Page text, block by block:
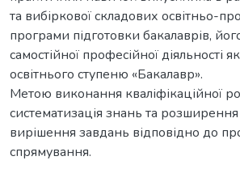
та вибіркової складових освітньо-
програми підготовки бакалаврів,
самостійної професійної діяльності
освітнього ступеню «Бакалавр».
Метою виконання кваліфікаційної
систематизація знань та
вирішення завдань відповідно до
спрямування.